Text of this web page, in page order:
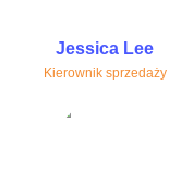
Jessica Lee
Kierownik sprzedaży
Wsparcie